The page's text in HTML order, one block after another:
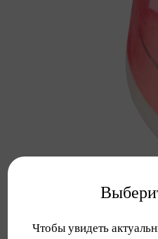
Чтобы увидеть